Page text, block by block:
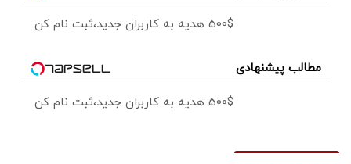
500$ هدیه به کاربران جدید،ثبت نام کن
مطالب پیشنهادی
500$ هدیه به کاربران جدید،ثبت نام کن